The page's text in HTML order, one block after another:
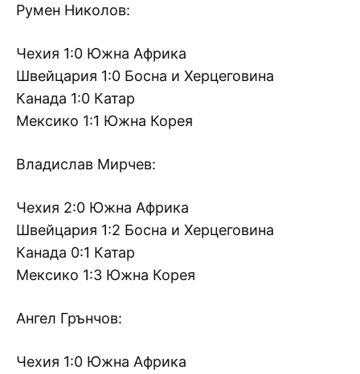
Румен Николов:
Чехия 1:0 Южна Африка
Швейцария 1:0 Босна и Херцеговина
Канада 1:0 Катар
Мексико 1:1 Южна Корея
Владислав Мирчев:
Чехия 2:0 Южна Африка
Швейцария 1:2 Босна и Херцеговина
Канада 0:1 Катар
Мексико 1:3 Южна Корея
Ангел Грънчов:
Чехия 1:0 Южна Африка